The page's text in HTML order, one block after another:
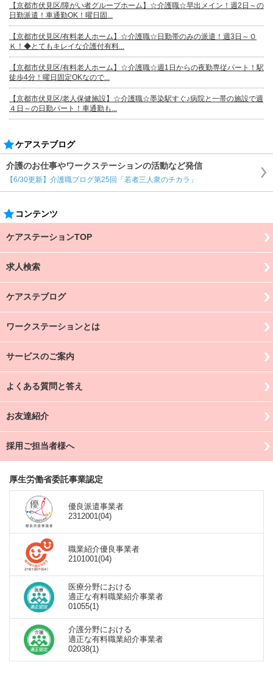
【京都市伏見区/障がい者グループホーム】☆介護職☆早出メイン！週2日～の
日勤派遣！車通勤OK！曜日固...
【京都市伏見区/有料老人ホーム】☆介護職☆日勤帯のみの派遣！週3日～Ｏ
Ｋ！◆とてもキレイな介護付有料...
【京都市伏見区/有料老人ホーム】☆介護職☆週1日からの夜勤専従パート！駅
徒歩4分！曜日固定OKなので...
【京都市伏見区/老人保健施設】☆介護職☆墨染駅すぐ♪病院と一帯の施設で週
４日～の日勤パート！車通勤も...
ケアステブログ
介護のお仕事やワークステーションの活動など発信
【6/30更新】介護職ブログ第25回「若者三人衆のチカラ」
コンテンツ
ケアステーションTOP
求人検索
ケアステブログ
ワークステーションとは
サービスのご案内
よくある質問と答え
お友達紹介
採用ご担当者様へ
厚生労働省委託事業認定
優良派遣事業者
2312001(04)
職業紹介優良事業者
2101001(04)
医療分野における
適正な有料職業紹介事業者
01055(1)
介護分野における
適正な有料職業紹介事業者
02038(1)